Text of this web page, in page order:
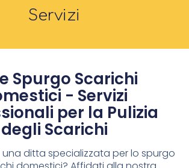
Servizi
Spurgo Scarichi
- Servizi
per la Pulizia
degli Scarichi
ditta specializzata per lo spurgo